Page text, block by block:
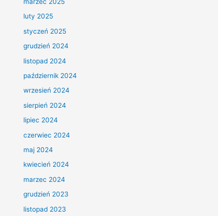
luty 2025
styczeń 2025
grudzień 2024
listopad 2024
październik 2024
wrzesień 2024
sierpień 2024
lipiec 2024
czerwiec 2024
maj 2024
kwiecień 2024
marzec 2024
grudzień 2023
listopad 2023